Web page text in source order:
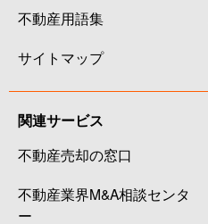
不動産用語集
サイトマップ
関連サービス
不動産売却の窓口
不動産業界M&A相談センタ
ー